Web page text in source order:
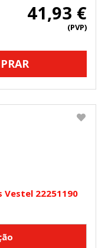
41,93 €
(PVP)
22251190